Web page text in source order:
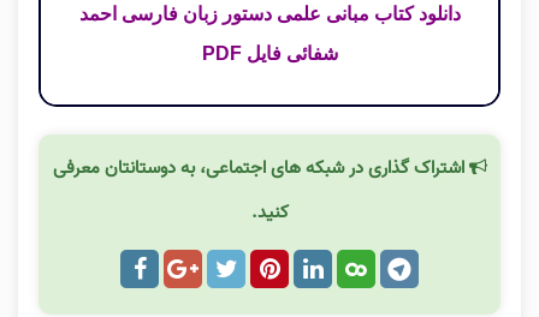
دانلود کتاب مبانی علمی دستور زبان فارسی احمد
شفائی فایل PDF
اشتراک گذاری در شبکه های اجتماعی، به دوستانتان معرفی
کنید.